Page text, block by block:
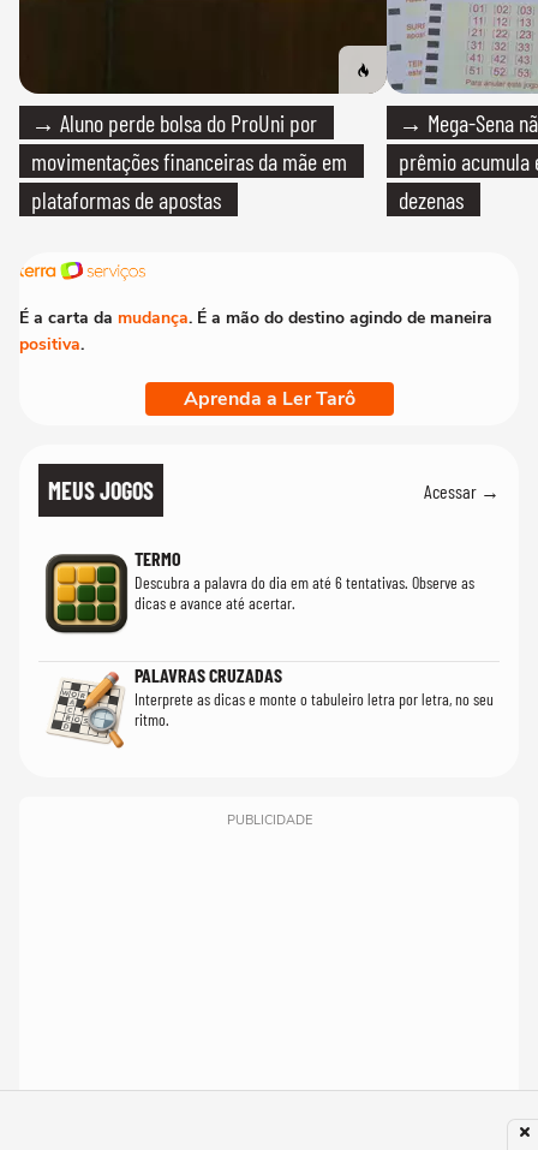
→ Aluno perde bolsa do ProUni por
movimentações financeiras da mãe em
plataformas de apostas
→ Mega-Sena
prêmio acumula
dezenas
É a carta da mudança. É a mão do destino agindo de maneira
positiva.
Aprenda a Ler Tarô
MEUS JOGOS Acessar →
TERMO
Descubra a palavra do dia em até 6 tentativas. Observe as
dicas e avance até acertar.
PALAVRAS CRUZADAS
Interprete as dicas e monte o tabuleiro letra por letra, no seu
ritmo.
PUBLICIDADE